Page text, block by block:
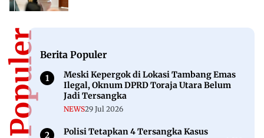
Berita Populer
Meski Kepergok di Lokasi Tambang Emas
Ilegal, Oknum DPRD Toraja Utara Belum
Jadi Tersangka
NEWS29 Jul 2026
Polisi Tetapkan 4 Tersangka Kasus